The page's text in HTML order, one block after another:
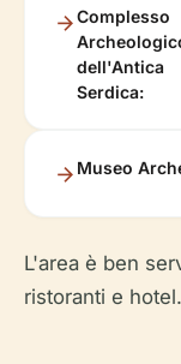
Complesso
dell'Antica
Serdica:
Museo
L'area è ben
ristoranti e hotel.